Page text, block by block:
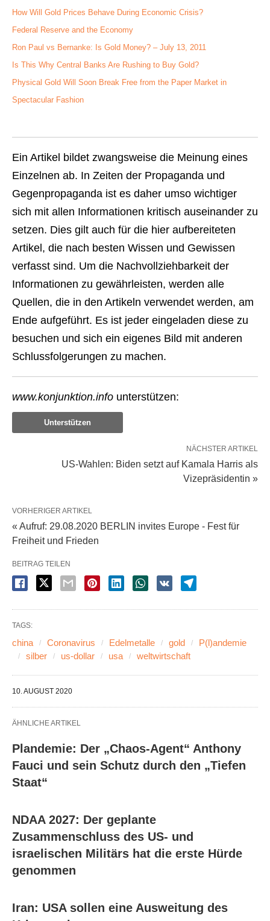
How Will Gold Prices Behave During Economic Crisis?
Federal Reserve and the Economy
Ron Paul vs Bernanke: Is Gold Money? – July 13, 2011
Is This Why Central Banks Are Rushing to Buy Gold?
Physical Gold Will Soon Break Free from the Paper Market in
Spectacular Fashion
Ein Artikel bildet zwangsweise die Meinung eines
Einzelnen ab. In Zeiten der Propaganda und
Gegenpropaganda ist es daher umso wichtiger
sich mit allen Informationen kritisch auseinander zu
setzen. Dies gilt auch für die hier aufbereiteten
Artikel, die nach besten Wissen und Gewissen
verfasst sind. Um die Nachvollziehbarkeit der
Informationen zu gewährleisten, werden alle
Quellen, die in den Artikeln verwendet werden, am
Ende aufgeführt. Es ist jeder eingeladen diese zu
besuchen und sich ein eigenes Bild mit anderen
Schlussfolgerungen zu machen.
www.konjunktion.info unterstützen:
Unterstützen
NÄCHSTER ARTIKEL
US-Wahlen: Biden setzt auf Kamala Harris als
Vizepräsidentin »
VORHERIGER ARTIKEL
« Aufruf: 29.08.2020 BERLIN invites Europe - Fest für
Freiheit und Frieden
BEITRAG TEILEN
TAGS:
china Coronavirus Edelmetalle gold
P(l)andemie
silber
us-dollar usa weltwirtschaft
10. AUGUST 2020
ÄHNLICHE ARTIKEL
Plandemie: Der „Chaos-Agent“ Anthony
Fauci und sein Schutz durch den „Tiefen
Staat“
NDAA 2027: Der geplante
Zusammenschluss des US- und
israelischen Militärs hat die erste Hürde
genommen
Iran: USA sollen eine Ausweitung des